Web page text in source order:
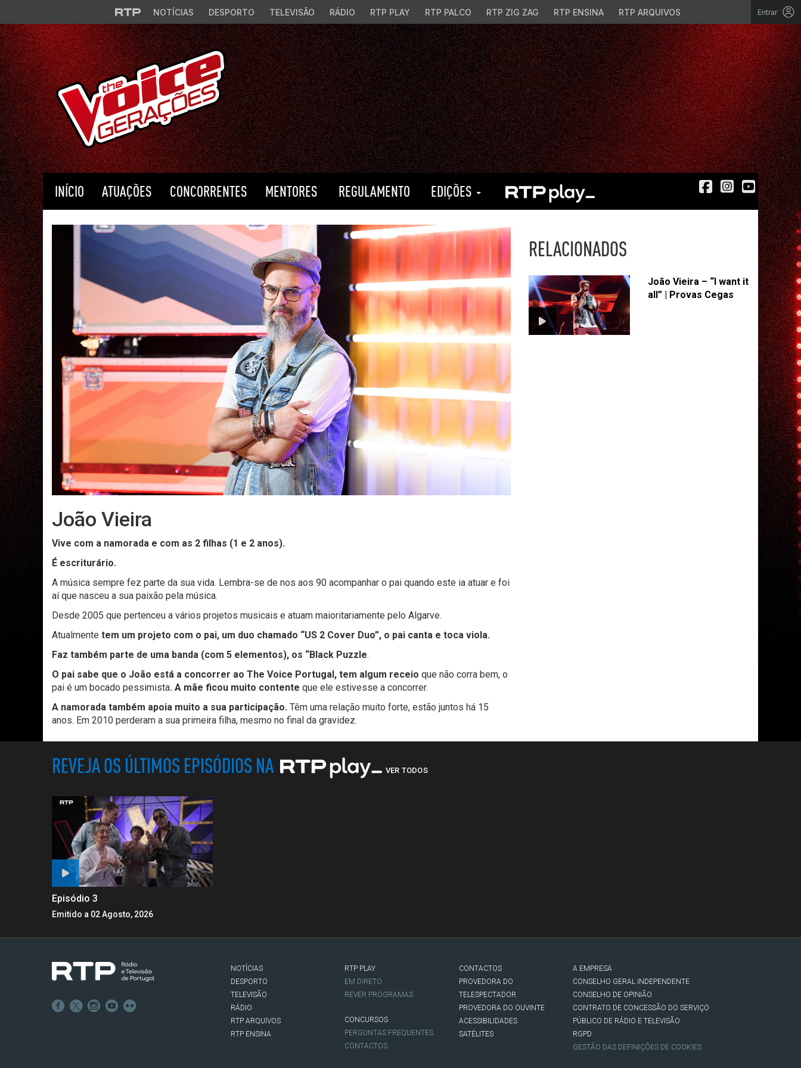
Saltar para o conteúdo principal
NOTÍCIAS DESPORTO TELEVISÃO RÁDIO RTP PLAY RTP PALCO RTP ZIG ZAG RTP ENSINA RTP ARQUIVOS Entrar
INÍCIO ATUAÇÕES CONCORRENTES MENTORES REGULAMENTO EDIÇÕES
João Vieira
Vive com a namorada e com as 2 filhas (1 e 2 anos).
É escriturário.
A música sempre fez parte da sua vida. Lembra-se de nos aos 90 acompanhar o pai quando este ia atuar e foi
aí que nasceu a sua paixão pela música.
Desde 2005 que pertenceu a vários projetos musicais e atuam maioritariamente pelo Algarve.
Atualmente tem um projeto com o pai, um duo chamado “US 2 Cover Duo”, o pai canta e toca viola.
Faz também parte de uma banda (com 5 elementos), os “Black Puzzle.
O pai sabe que o João está a concorrer ao The Voice Portugal, tem algum receio que não corra bem, o
pai é um bocado pessimista. A mãe ficou muito contente que ele estivesse a concorrer.
A namorada também apoia muito a sua participação. Têm uma relação muito forte, estão juntos há 15
anos. Em 2010 perderam a sua primeira filha, mesmo no final da gravidez.
RELACIONADOS
João Vieira – “I want it
all” | Provas Cegas
REVEJA OS ÚLTIMOS EPISÓDIOS NA VER TODOS
Episódio 3
Emitido a 02 Agosto, 2026
NOTÍCIAS
DESPORTO
TELEVISÃO
RÁDIO
RTP ARQUIVOS
RTP ENSINA
RTP PLAY
EM DIRETO
REVER PROGRAMAS
CONCURSOS
PERGUNTAS FREQUENTES
CONTACTOS
CONTACTOS
PROVEDORA DO
TELESPECTADOR
PROVEDORA DO OUVINTE
ACESSIBILIDADES
SATÉLITES
A EMPRESA
CONSELHO GERAL INDEPENDENTE
CONSELHO DE OPINIÃO
CONTRATO DE CONCESSÃO DO SERVIÇO
PÚBLICO DE RÁDIO E TELEVISÃO
RGPD
GESTÃO DAS DEFINIÇÕES DE COOKIES